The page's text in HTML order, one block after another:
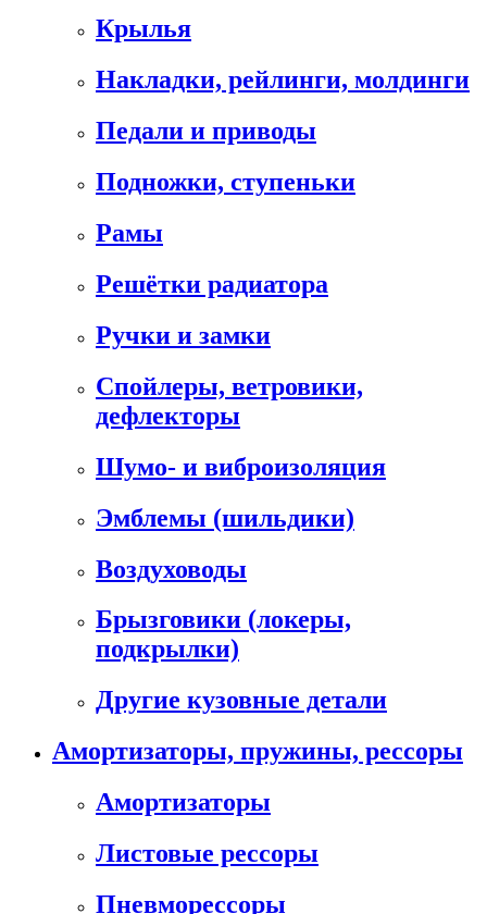
Крылья
Накладки, рейлинги, молдинги
Педали и приводы
Подножки, ступеньки
Рамы
Решётки радиатора
Ручки и замки
Спойлеры, ветровики,
дефлекторы
Шумо- и виброизоляция
Эмблемы (шильдики)
Воздуховоды
Брызговики (локеры,
подкрылки)
Другие кузовные детали
Амортизаторы, пружины, рессоры
Амортизаторы
Листовые рессоры
Пневморессоры